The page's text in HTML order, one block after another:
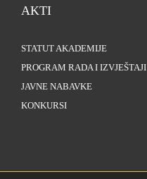
AKTI
STATUT AKADEMIJE
PROGRAM RADA I IZVJEŠTAJI
JAVNE NABAVKE
KONKURSI